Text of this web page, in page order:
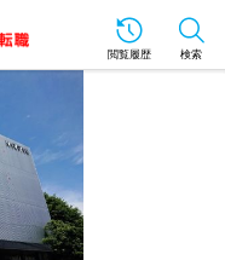
閲覧履歴 検索